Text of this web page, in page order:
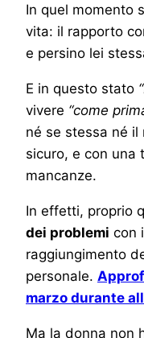
In quel momento
vita: il rapporto
e persino lei
E in questo stato
vivere “come
né se stessa né
sicuro, e con una
mancanze.
In effetti, proprio
dei problemi con
raggiungimento
personale.
marzo durante
Ma la donna non